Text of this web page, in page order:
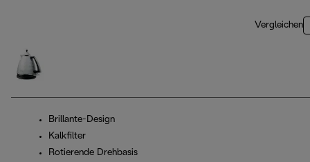
Vergleichen
Brillante-Design
Kalkfilter
Rotierende Drehbasis